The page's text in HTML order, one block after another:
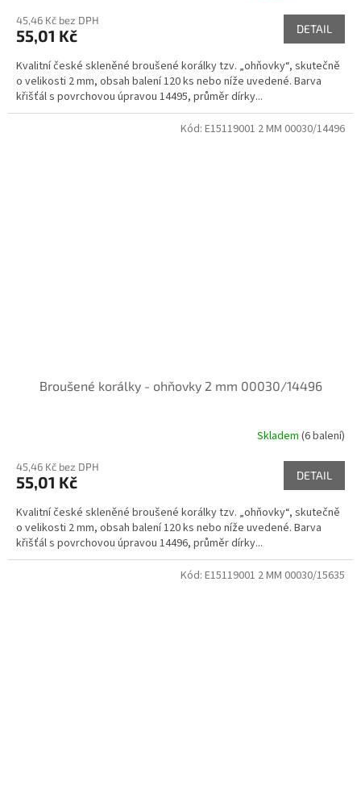
45,46 Kč bez DPH
55,01 Kč DETAIL
Kvalitní české skleněné broušené korálky tzv. „ohňovky“, skutečně
o velikosti 2 mm, obsah balení 120 ks nebo níže uvedené. Barva
křišťál s povrchovou úpravou 14495, průměr dírky...
Broušené korálky - ohňovky 2 mm 00030/14496
Skladem (6 balení)
45,46 Kč bez DPH
55,01 Kč DETAIL
Kvalitní české skleněné broušené korálky tzv. „ohňovky“, skutečně
o velikosti 2 mm, obsah balení 120 ks nebo níže uvedené. Barva
křišťál s povrchovou úpravou 14496, průměr dírky...
Kód: E15119001 2 MM 00030/14496
Kód: E15119001 2 MM 00030/15635